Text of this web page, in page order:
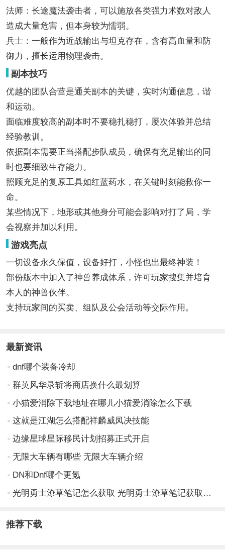
法师：长途魔法袭击者，可以施放各类强力术数对敌人
造成大量危害，但本身较为懦弱。
兵士：一般作为近战输出与坦克存在，含有高血量和防
御力，擅长运用物理袭击。
副本技巧
优越的团队合营是通关副本的关键，实时沟通信息，谐
和运动。
面临难度较高的副本时不要稳扎稳打，屡次体验并总结
经验教训。
依据副本需要正当搭配步队成员，确保有充足输出的同
时也要细致生存能力。
照顾充足的复原工具如红蓝药水，在关键时刻能救你一
命。
某些情况下，地形或其他身分可能会影响对打了局，学
会视察并加以利用。
游戏亮点
一切设备永久保值，设备好打，小怪也出最终神装！
部份版本中加入了神兽养成体系，许可玩家搜集并培育
本人的神兽伙伴。
支持玩家间的买卖、组队及公会活动等交际作用。
最新资讯
dnf哪个装备冷却
群英风华录斩将商店换什么最划算
小猫爱消除下载地址在哪儿小猫爱消除怎么下载
这就是江湖怎么搭配祥麟威凤决技能
边缘星球星际移民计划招募正式开启
无限大车辆有哪些 无限大车辆介绍
DN和Dnf哪个更氪
光明勇士潦草笔记怎么获取 光明勇士潦草笔记获取攻略
推荐下载